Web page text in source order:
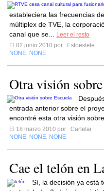
estableciera las frecuencias
múltiplex de TVE, la
canal que se...
Leer el resto
El 02 junio 2010 por
Estoestele
NONE NONE
Otra visión
entrada anterior sobre el
encontré esta otra visión
El 18 marzo 2010 por
Cartetai
NONE NONE NONE
Cae el telón en
Sí, la decisión ya está